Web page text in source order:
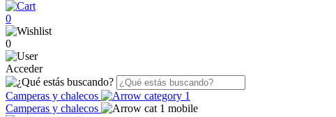
0
0
Acceder
Camperas y chalecos
Camperas y chalecos